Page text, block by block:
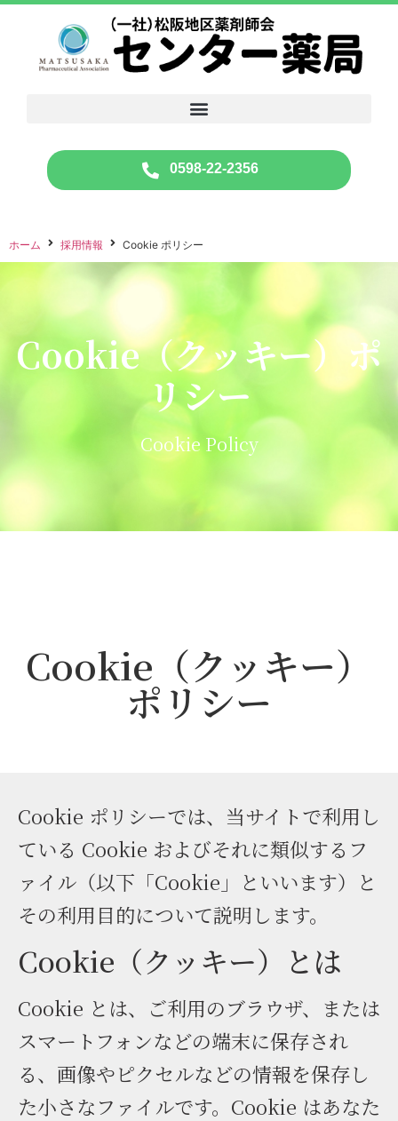
0598-22-2356
ホーム 採用情報 Cookie ポリシー
Cookie（クッキー）ポ
リシー
Cookie Policy
Cookie（クッキー）
ポリシー
Cookie ポリシーでは、当サイトで利用し
ている Cookie およびそれに類似するフ
ァイル（以下「Cookie」といいます）と
その利用目的について説明します。
Cookie（クッキー）とは
Cookie とは、ご利用のブラウザ、または
スマートフォンなどの端末に保存され
る、画像やピクセルなどの情報を保存し
た小さなファイルです。Cookie はあなた